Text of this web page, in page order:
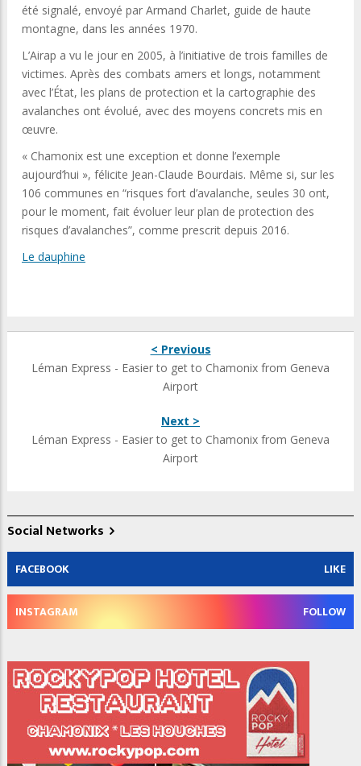
été signalé, envoyé par Armand Charlet, guide de haute
montagne, dans les années 1970.
L’Airap a vu le jour en 2005, à l’initiative de trois familles de
victimes. Après des combats amers et longs, notamment
avec l’État, les plans de protection et la cartographie des
avalanches ont évolué, avec des moyens concrets mis en
œuvre.
« Chamonix est une exception et donne l’exemple
aujourd’hui », félicite Jean-Claude Bourdais. Même si, sur les
106 communes en “risques fort d’avalanche, seules 30 ont,
pour le moment, fait évoluer leur plan de protection des
risques d’avalanches”, comme prescrit depuis 2016.
Le dauphine
< Previous
Léman Express - Easier to get to Chamonix from Geneva
Airport
Next >
Léman Express - Easier to get to Chamonix from Geneva
Airport
Social Networks
FACEBOOK LIKE
INSTAGRAM FOLLOW